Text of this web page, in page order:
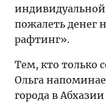
пожалеть денег
рафтинг».
Тем, кто только
Ольга
города в